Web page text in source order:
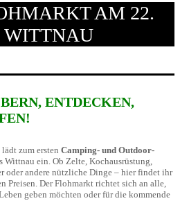
AM 22.
WITTNAU
ENTDECKEN,
zum ersten Camping- und Outdoor-
Wittnau ein. Ob Zelte, Kochausrüstung,
oder andere nützliche Dinge – hier findet ihr
Preisen. Der Flohmarkt richtet sich an alle,
geben möchten oder für die kommende